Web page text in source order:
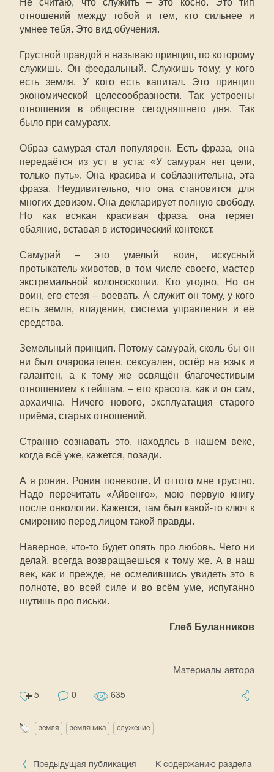
Не считаю, что служить – это косно. Это тип
отношений между тобой и тем, кто сильнее и
умнее тебя. Это вид обучения.
Грустной правдой я называю принцип, по которому
служишь. Он феодальный. Служишь тому, у кого
есть земля. У кого есть капитал. Это принцип
экономической целесообразности. Так устроены
отношения в обществе сегодняшнего дня. Так
было при самураях.
Образ самурая стал популярен. Есть фраза, она
передаётся из уст в уста: «У самурая нет цели,
только путь». Она красива и соблазнительна, эта
фраза. Неудивительно, что она становится для
многих девизом. Она декларирует полную свободу.
Но как всякая красивая фраза, она теряет
обаяние, вставая в исторический контекст.
Самурай – это умелый воин, искусный
протыкатель животов, в том числе своего, мастер
экстремальной колоноскопии. Кто угодно. Но он
воин, его стезя – воевать. А служит он тому, у кого
есть земля, владения, система управления и её
средства.
Земельный принцип. Потому самурай, сколь бы он
ни был очарователен, сексуален, остёр на язык и
галантен, а к тому же освящён благочестивым
отношением к гейшам, – его красота, как и он сам,
архаична. Ничего нового, эксплуатация старого
приёма, старых отношений.
Странно сознавать это, находясь в нашем веке,
когда всё уже, кажется, позади.
А я ронин. Ронин поневоле. И оттого мне грустно.
Надо перечитать «Айвенго», мою первую книгу
после онкологии. Кажется, там был какой-то ключ к
смирению перед лицом такой правды.
Наверное, что-то будет опять про любовь. Чего ни
делай, всегда возвращаешься к тому же. А в наш
век, как и прежде, не осмелившись увидеть это в
полноте, во всей силе и во всём уме, испуганно
шутишь про письки.
Глеб Буланников
Материалы автора
5 0 635
земля земляника служение
Предыдущая публикация
К содержанию раздела